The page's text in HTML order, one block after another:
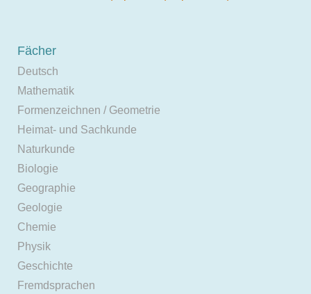
Fächer
Deutsch
Mathematik
Formenzeichnen / Geometrie
Heimat- und Sachkunde
Naturkunde
Biologie
Geographie
Geologie
Chemie
Physik
Geschichte
Fremdsprachen